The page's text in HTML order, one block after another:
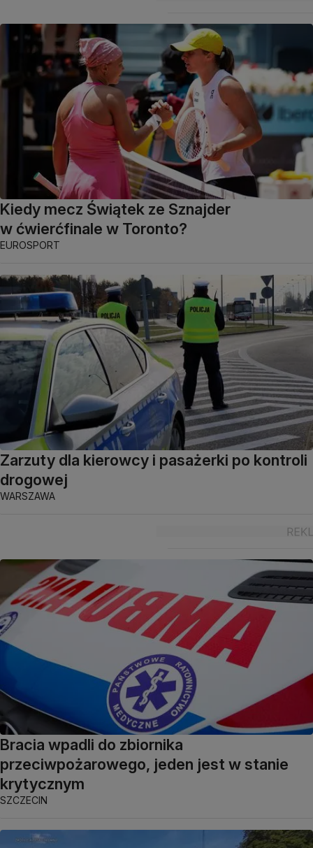
Kiedy mecz Świątek ze Sznajder
w ćwierćfinale w Toronto?
EUROSPORT
Zarzuty dla kierowcy i pasażerki po kontroli
drogowej
WARSZAWA
Bracia wpadli do zbiornika
przeciwpożarowego, jeden jest w stanie
krytycznym
SZCZECIN